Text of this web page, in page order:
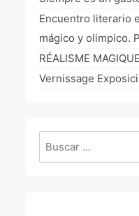
«Huellas
Encuentro literario
mágico y olimpico.
RÉALISME
Vernissage
Buscar: